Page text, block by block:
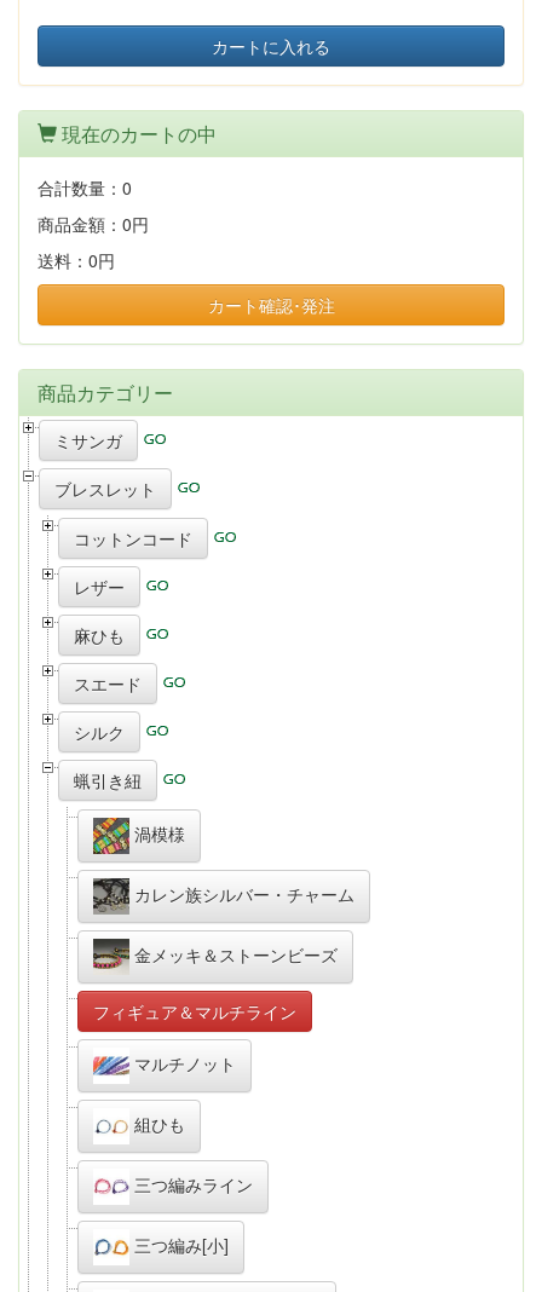
カートに入れる
現在のカートの中
合計数量： 0
商品金額： 0円
送料： 0円
カート確認･発注
商品カテゴリー
ミサンガ
ブレスレット
コットンコード
レザー
麻ひも
スエード
シルク
蝋引き紐
渦模様
カレン族シルバー・チャーム
金メッキ＆ストーンビーズ
フィギュア＆マルチライン
マルチノット
組ひも
三つ編みライン
三つ編み[小]